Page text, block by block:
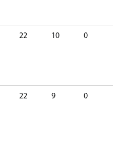
22 10 0
22 9 0